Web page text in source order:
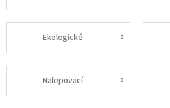
Ekologické
Nalepovací